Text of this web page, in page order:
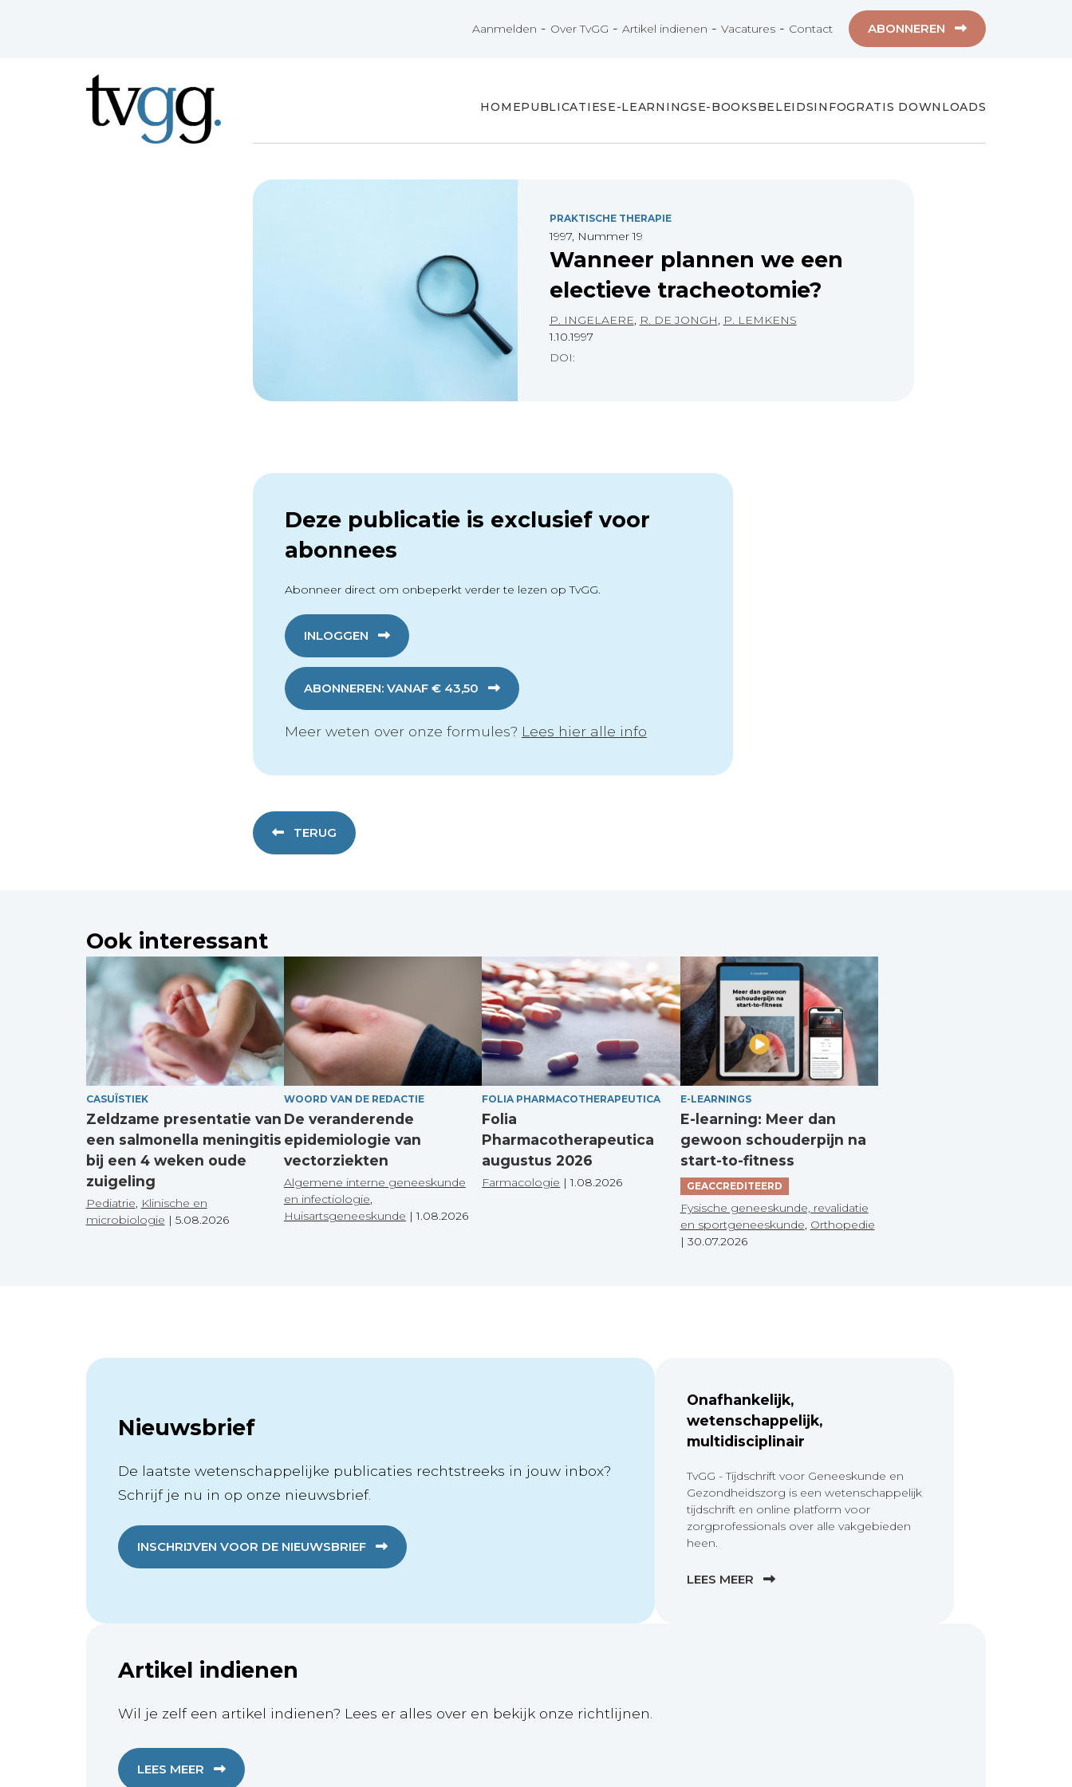
Aanmelden - Over TvGG -Artikel indienen -Vacatures - Contact ABONNEREN
HOMEPUBLICATIESE-LEARNINGSE-BOOKSBELEIDSINFOGRATIS DOWNLOADS
PRAKTISCHE THERAPIE
1997, Nummer 19
Wanneer plannen we een
electieve tracheotomie?
P. INGELAERE, R. DE JONGH, P. LEMKENS
1.10.1997
DOI:
Deze publicatie is exclusief voor
abonnees
Abonneer direct om onbeperkt verder te lezen op TvGG.
INLOGGEN
ABONNEREN: VANAF € 43,50
Meer weten over onze formules? Lees hier alle info
TERUG
Ook interessant
CASUÏSTIEK
Zeldzame presentatie van
een salmonella meningitis
bij een 4 weken oude
zuigeling
Pediatrie Klinische en
microbiologie | 5.08.2026
WOORD VAN DE REDACTIE
De veranderende
epidemiologie van
vectorziekten
Algemene interne geneeskunde
en infectiologie
Huisartsgeneeskunde |1.08.2026
FOLIA PHARMACOTHERAPEUTICA
Folia
Pharmacotherapeutica
augustus 2026
Farmacologie |1.08.2026
E-LEARNINGS
E-learning: Meer dan
gewoon schouderpijn na
start-to-fitness
GEACCREDITEERD
Fysische geneeskunde, revalidatie
en sportgeneeskunde Orthopedie
| 30.07.2026
Nieuwsbrief
De laatste wetenschappelijke publicaties rechtstreeks in jouw inbox?
Schrijf je nu in op onze nieuwsbrief.
INSCHRIJVEN VOOR DE NIEUWSBRIEF
Onafhankelijk,
wetenschappelijk,
multidisciplinair
TvGG - Tijdschrift voor Geneeskunde en
Gezondheidszorg is een wetenschappelijk
tijdschrift en online platform voor
zorgprofessionals over alle vakgebieden
heen.
LEES MEER
Artikel indienen
Wil je zelf een artikel indienen? Lees er alles over en bekijk onze richtlijnen.
LEES MEER